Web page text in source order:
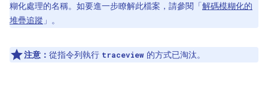
糊化處理的名稱。如要進一步瞭解此檔案，請參閱「解碼模糊化的
堆疊追蹤 」。
注意： 從指令列執行 traceview 的方式已淘汰。